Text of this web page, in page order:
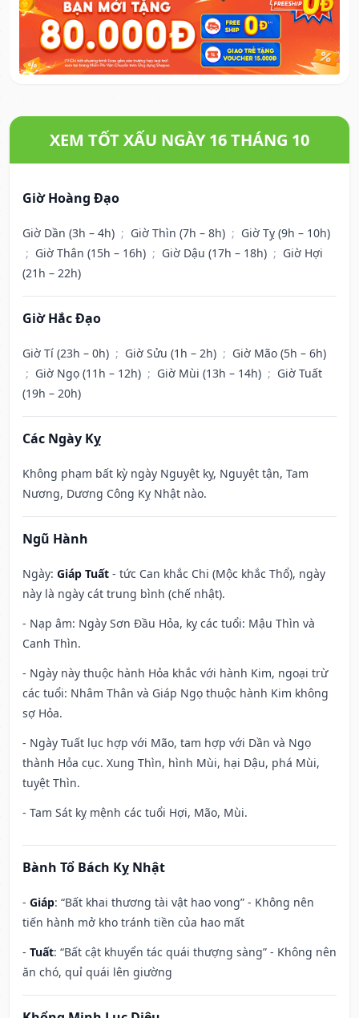
XEM TỐT XẤU NGÀY 16 THÁNG 10
Giờ Hoàng Đạo
Giờ Dần (3h – 4h) ; Giờ Thìn (7h – 8h) ; Giờ Tỵ (9h – 10h)
; Giờ Thân (15h – 16h) ; Giờ Dậu (17h – 18h) ; Giờ Hợi
(21h – 22h)
Giờ Hắc Đạo
Giờ Tí (23h – 0h) ; Giờ Sửu (1h – 2h) ; Giờ Mão (5h – 6h)
; Giờ Ngọ (11h – 12h) ; Giờ Mùi (13h – 14h) ; Giờ Tuất
(19h – 20h)
Các Ngày Kỵ
Không phạm bất kỳ ngày Nguyệt kỵ, Nguyệt tận, Tam
Nương, Dương Công Kỵ Nhật nào.
Ngũ Hành
Ngày: Giáp Tuất - tức Can khắc Chi (Mộc khắc Thổ), ngày
này là ngày cát trung bình (chế nhật).
- Nạp âm: Ngày Sơn Đầu Hỏa, kỵ các tuổi: Mậu Thìn và
Canh Thìn.
- Ngày này thuộc hành Hỏa khắc với hành Kim, ngoại trừ
các tuổi: Nhâm Thân và Giáp Ngọ thuộc hành Kim không
sợ Hỏa.
- Ngày Tuất lục hợp với Mão, tam hợp với Dần và Ngọ
thành Hỏa cục. Xung Thìn, hình Mùi, hại Dậu, phá Mùi,
tuyệt Thìn.
- Tam Sát kỵ mệnh các tuổi Hợi, Mão, Mùi.
Bành Tổ Bách Kỵ Nhật
- Giáp: “Bất khai thương tài vật hao vong” - Không nên
tiến hành mở kho tránh tiền của hao mất
- Tuất: “Bất cật khuyển tác quái thượng sàng” - Không nên
ăn chó, quỉ quái lên giường